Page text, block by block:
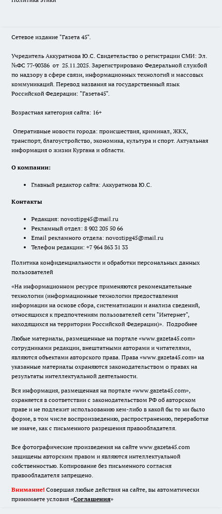
Сетевое издание "Газета 45".
Учредитель Аккуратнова Ю.С. Свидетельство о регистрации СМИ: Эл.
№ФС 77-90386 от 25.11.2025. Зарегистрировано Федеральной службой
по надзору в сфере связи, информационных технологий и массовых
коммуникаций. Перевод названия на государственный язык
Российской Федерации: "Газета45".
Возрастная категория сайта: 16+
Оперативные новости города: происшествия, криминал, ЖКХ,
транспорт, благоустройство, экономика, культура и спорт. Актуальная
информация о жизни Кургана и области.
О компании:
Главный редактор сайта: Аккуратнова Ю.С.
Контакты
Редакция: novostipg45@mail.ru
Рекламный отдел: 8 902 205 50 66
Email рекламного отдела: novostipg45@mail.ru
Телефон редакции: +7 964 863 31 33
Политика конфиденциальности и обработки персональных данных
пользователей
«На информационном ресурсе применяются рекомендательные
технологии (информационные технологии предоставления
информации на основе сбора, систематизации и анализа сведений,
относящихся к предпочтениям пользователей сети "Интернет",
находящихся на территории Российской Федерации)». Подробнее
Любые материалы, размещенные на портале «www.gazeta45.com»
сотрудниками редакции, внештатными авторами и читателями,
являются объектами авторского права. Права «www.gazeta45.com» на
указанные материалы охраняются законодательством о правах на
результаты интеллектуальной деятельности.
Вся информация, размещенная на портале «www.gazeta45.com»,
охраняется в соответствии с законодательством РФ об авторском
праве и не подлежит использованию кем-либо в какой бы то ни было
форме, в том числе воспроизведению, распространению, переработке
не иначе, как с письменного разрешения правообладателя.
Все фотографические произведения на сайте www.gazeta45.com
защищены авторским правом и являются интеллектуальной
собственностью. Копирование без письменного согласия
правообладателя запрещено.
Внимание! Совершая любые действия на сайте, вы автоматически
принимаете условия «Cоглашения»